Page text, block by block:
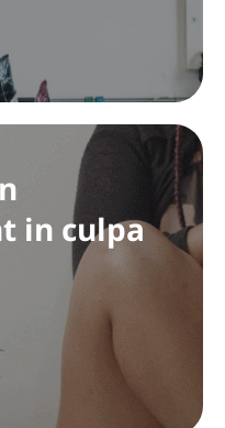
in culpa